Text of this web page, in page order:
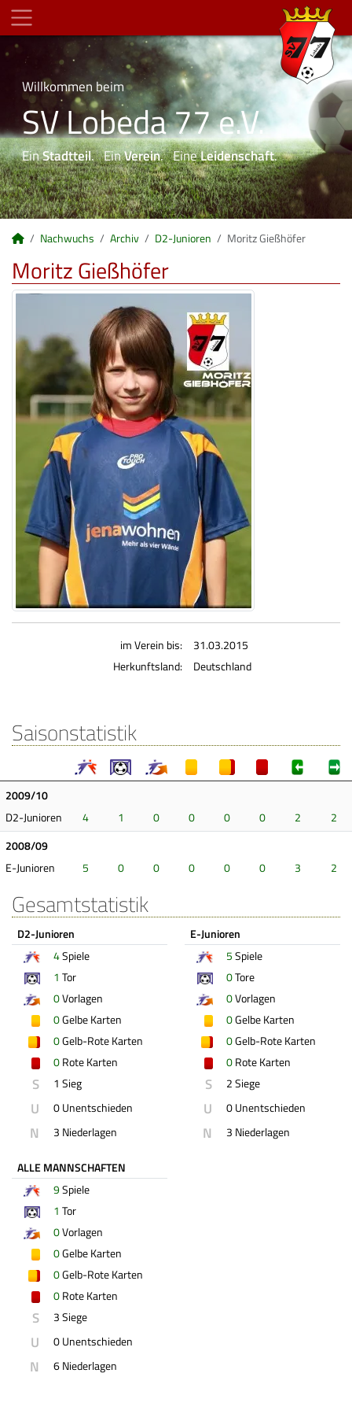
Willkommen beim
SV Lobeda 77 e.V.
EinStadtteil. EinVerein. EineLeidenschaft.
Nachwuchs Archiv D2-Junioren Moritz Gießhöfer
Moritz Gießhöfer
im Verein bis:
31.03.2015
Herkunftsland:
Deutschland
Saisonstatistik
2009/10
D2-Junioren
4 1 0 0 0 0 2
2
2008/09
E-Junioren
5 0 0 0 0 0 3 2
Gesamtstatistik
D2-Junioren
4Spiele
1 Tor
0Vorlagen
0Gelbe Karten
0Gelb-Rote Karten
0Rote Karten
S 1 Sieg
U 0 Unentschieden
N 3 Niederlagen
E-Junioren
5Spiele
0Tore
0Vorlagen
0Gelbe Karten
0Gelb-Rote Karten
0Rote Karten
S 2 Siege
U 0 Unentschieden
N 3 Niederlagen
ALLE MANNSCHAFTEN
9Spiele
1 Tor
0Vorlagen
0Gelbe Karten
0Gelb-Rote Karten
0Rote Karten
S 3 Siege
U 0 Unentschieden
N 6 Niederlagen